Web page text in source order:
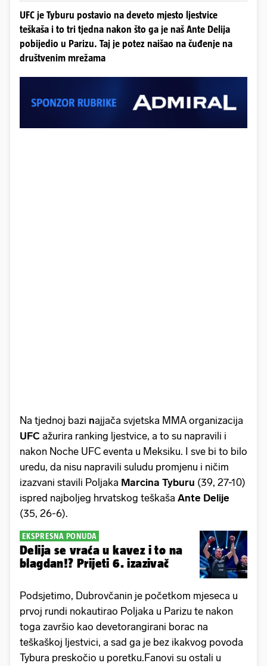
UFC je Tyburu postavio na deveto mjesto ljestvice
teškaša i to tri tjedna nakon što ga je naš Ante Delija
pobijedio u Parizu. Taj je potez naišao na čuđenje na
društvenim mrežama
Na tjednoj bazi najjača svjetska MMA organizacija
UFC ažurira ranking ljestvice, a to su napravili i
nakon Noche UFC eventa u Meksiku. I sve bi to bilo
uredu, da nisu napravili suludu promjenu i ničim
izazvani stavili Poljaka Marcina Tyburu (39, 27-10)
ispred najboljeg hrvatskog teškaša Ante Delije
(35, 26-6).
EKSPRESNA PONUDA
Delija se vraća u kavez i to na
blagdan!? Prijeti 6. izazivač
Podsjetimo, Dubrovčanin je početkom mjeseca u
prvoj rundi nokautirao Poljaka u Parizu te nakon
toga završio kao devetorangirani borac na
teškaškoj ljestvici, a sad ga je bez ikakvog povoda
Tybura preskočio u poretku.Fanovi su ostali u